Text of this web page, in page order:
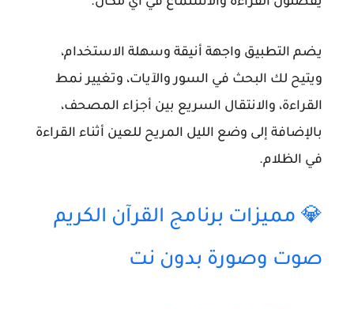
يضم التطبيق واجهة أنيقة وسهلة الاستخدام،
ويتيح لك البحث في السور والآيات، وتغيير نمط
القراءة، والانتقال السريع بين أجزاء المصحف،
بالإضافة إلى وضع الليل المريح للعين أثناء القراءة
في الظلام.
💎 مميزات برنامج القرآن الكريم
صوت وصورة بدون نت